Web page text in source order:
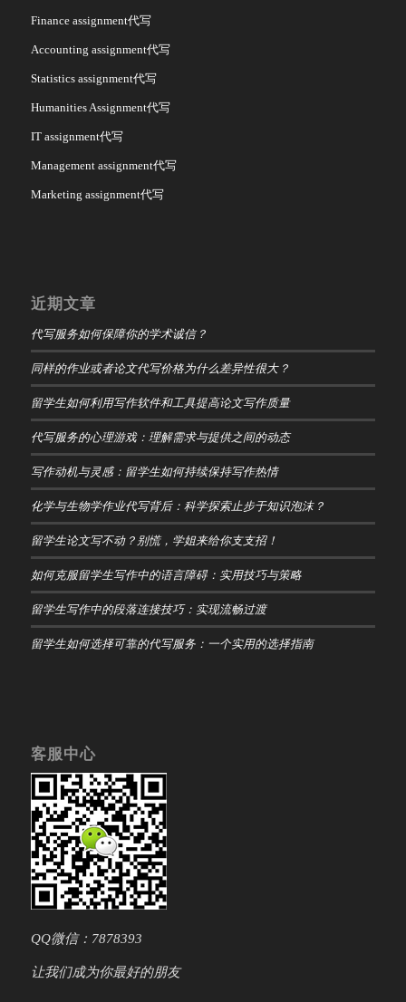
Finance assignment代写
Accounting assignment代写
Statistics assignment代写
Humanities Assignment代写
IT assignment代写
Management assignment代写
Marketing assignment代写
近期文章
代写服务如何保障你的学术诚信？
同样的作业或者论文代写价格为什么差异性很大？
留学生如何利用写作软件和工具提高论文写作质量
代写服务的心理游戏：理解需求与提供之间的动态
写作动机与灵感：留学生如何持续保持写作热情
化学与生物学作业代写背后：科学探索止步于知识泡沫？
留学生论文写不动？别慌，学姐来给你支支招！
如何克服留学生写作中的语言障碍：实用技巧与策略
留学生写作中的段落连接技巧：实现流畅过渡
留学生如何选择可靠的代写服务：一个实用的选择指南
客服中心
QQ微信：7878393
让我们成为你最好的朋友